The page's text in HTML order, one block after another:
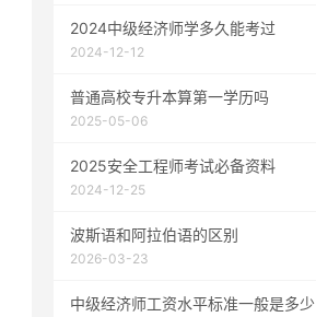
2024中级经济师学多久能考过
2024-12-12
普通高校专升本算第一学历吗
2025-05-06
2025安全工程师考试必备资料
2024-12-25
波斯语和阿拉伯语的区别
2026-03-23
中级经济师工资水平标准一般是多少